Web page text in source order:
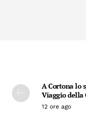
A Cortona lo
Viaggio della
12 ore ago